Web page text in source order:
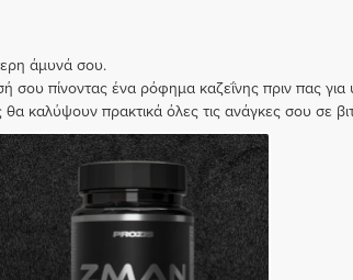
άμυνά σου.
σου πίνοντας ένα ρόφημα καζεΐνης πριν πας
θα καλύψουν πρακτικά όλες τις ανάγκες σου σε